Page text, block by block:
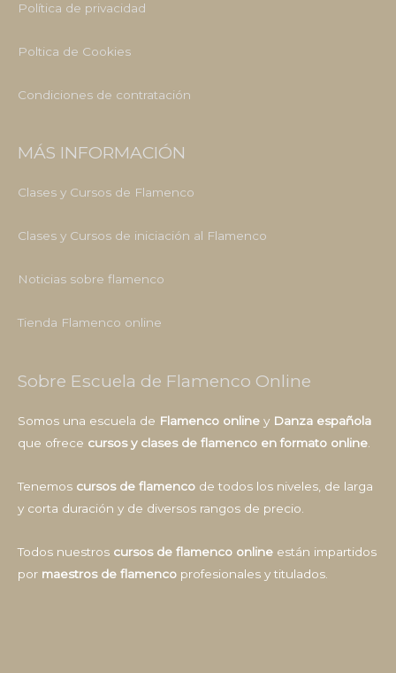
Política de privacidad
Poltica de Cookies
Condiciones de contratación
MÁS INFORMACIÓN
Clases y Cursos de Flamenco
Clases y Cursos de iniciación al Flamenco
Noticias sobre flamenco
Tienda Flamenco online
Sobre Escuela de Flamenco Online
Somos una escuela de Flamenco online y Danza española
que ofrece cursos y clases de flamenco en formato online
Tenemos cursos de flamenco de todos los niveles, de larga
y corta duración y de diversos rangos de precio.
Todos nuestros cursos de flamenco online están impartidos
por maestros de flamenco profesionales y titulados.